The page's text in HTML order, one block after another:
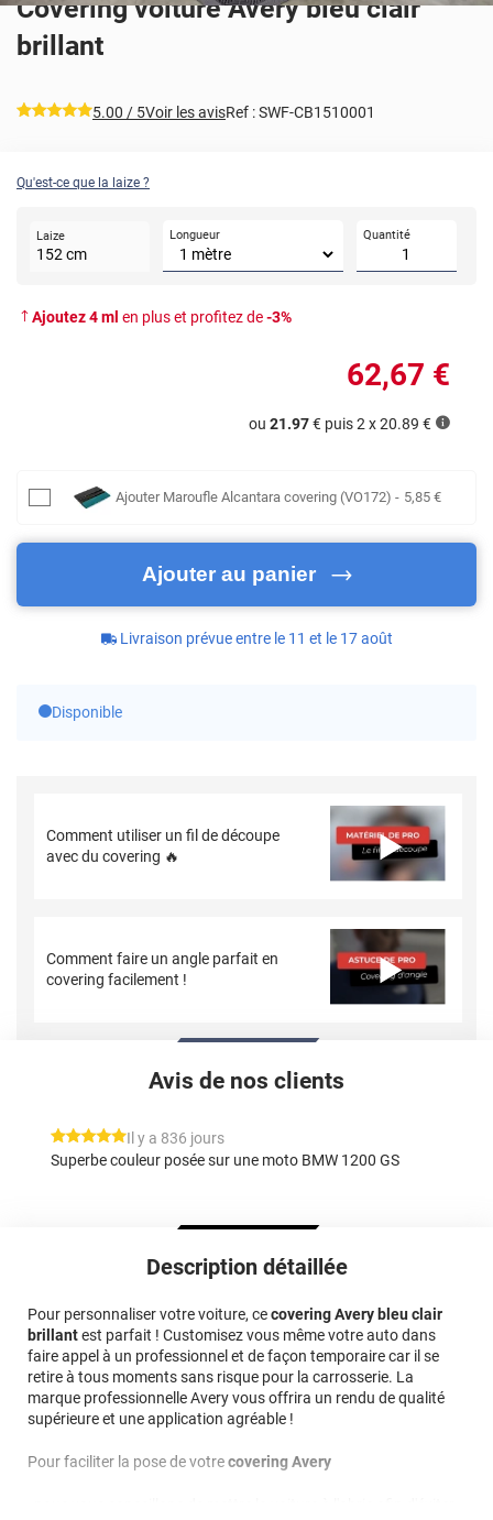
Covering voiture Avery bleu clair
brillant
*****
5.00 / 5Voir les avisRef :SWF-CB1510001
Qu'est-ce que la laize ?
Laize
152 cm
Longueur Quantité
Ajoutez4ml en plus et profitez de-3%
62,67 €
ou 21.97€ puis 2 x20.89 €
Ajouter Maroufle Alcantara covering (VO172) - 5,85 €
Ajouter au panier
Livraison prévue entre le 11 et le 17 août
Disponible
Comment utiliser un fil de découpe
avec du covering 🔥
Comment faire un angle parfait en
covering facilement !
Avis de nos clients
*****
Il y a 836 jours
Superbe couleur posée sur une moto BMW 1200 GS
Description détaillée
Pour personnaliser votre voiture, cecovering Avery bleu clair
brillantest parfait ! Customisez vous même votre auto dans
faire appel à un professionnel et de façon temporaire car il se
retire à tous moments sans risque pour la carrosserie. La
marque professionnelle Avery vous offrira un rendu de qualité
supérieure et une application agréable !
Pour faciliter la pose de votrecovering Avery